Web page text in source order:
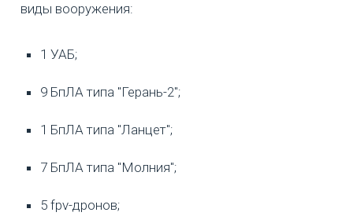
виды вооружения:
1 УАБ;
9 БпЛА типа "Герань-2";
1 БпЛА типа "Ланцет";
7 БпЛА типа "Молния";
5 fpv-дронов;